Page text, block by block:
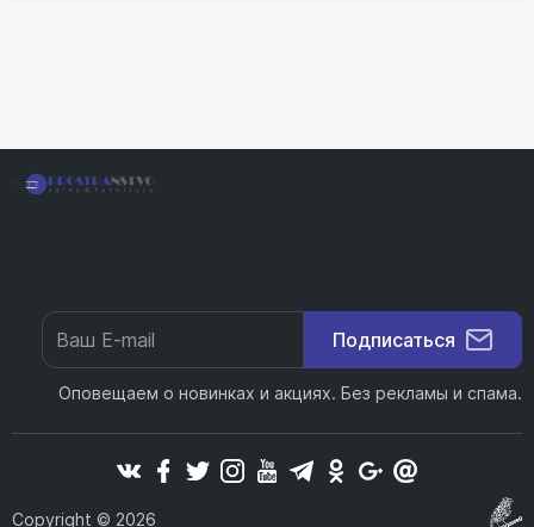
Подписаться
Оповещаем о новинках и акциях. Без рекламы и спама.
Copyright © 2026